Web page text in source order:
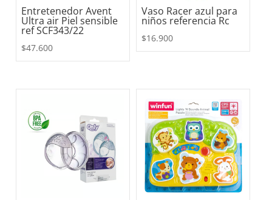
Entretenedor Avent
Ultra air Piel sensible
ref SCF343/22
$47.600
Vaso Racer azul para
niños referencia Rc
$16.900